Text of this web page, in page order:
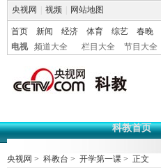
央视网 视频 网站地图
首页 新闻 经济 体育 综艺 春晚
电视
频道大全 栏目大全 节目大全
科教首页
央视网 > 科教台 > 开学第一课 > 正文